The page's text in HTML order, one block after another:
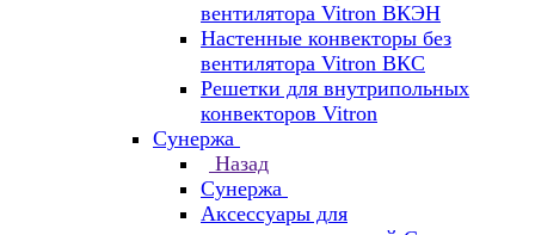
вентилятора Vitron ВКЭН
Настенные конвекторы без
вентилятора Vitron ВКС
Решетки для внутрипольных
конвекторов Vitron
Сунержа
Назад
Сунержа
Аксессуары для